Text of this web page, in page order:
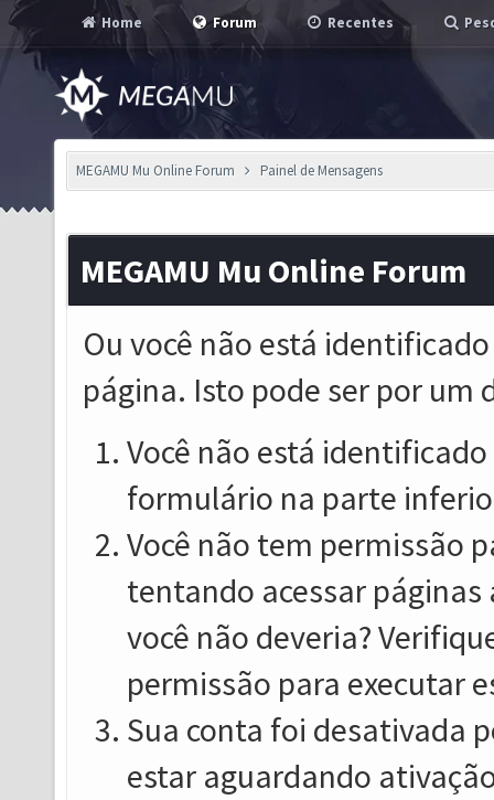
Home Forum Recentes
MEGAMU Mu Online Forum Painel de Mensagens
MEGAMU Mu Online Forum
Ou você não está
página. Isto pode ser por um
Você não está
formulário na parte
Você não tem permissão
tentando acessar
você não deveria?
permissão para executar
Sua conta foi desativada
estar aguardando